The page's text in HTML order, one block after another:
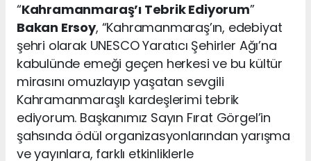
“Kahramanmaraş’ı Tebrik Ediyorum”
Bakan Ersoy, “Kahramanmaraş’ın, edebiyat
şehri olarak UNESCO Yaratıcı Şehirler Ağı’na
kabulünde emeği geçen herkesi ve bu kültür
mirasını omuzlayıp yaşatan sevgili
Kahramanmaraşlı kardeşlerimi tebrik
ediyorum. Başkanımız Sayın Fırat Görgel’in
şahsında ödül organizasyonlarından yarışma
ve yayınlara, farklı etkinliklerle